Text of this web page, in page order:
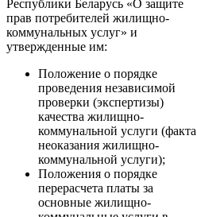
Республики Беларусь «О защите
прав потребителей жилищно-
коммунальных услуг» и
утвержденные им:
Положение о порядке
проведения независимой
проверки (экспертизы)
качества жилищно-
коммунальной услуги (факта
неоказания жилищно-
коммунальной услуги);
Положения о порядке
перерасчета платы за
основные жилищно-